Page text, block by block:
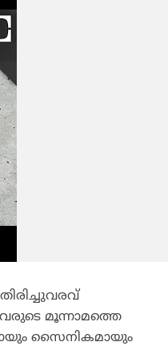
മൂന്നാമത്തെ
സൈനികമായും